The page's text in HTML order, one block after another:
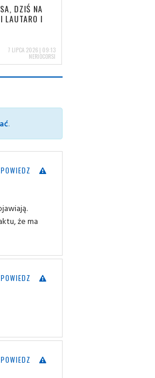
DZIŚ NA
LAUTARO I
7 LIPCA 2026 | 09:13
NERIOCORSI
.
że ma